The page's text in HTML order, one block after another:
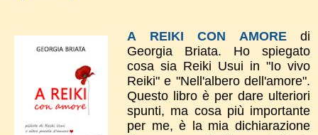
A REIKI CON AMOREdi
Georgia Briata. Ho spiegato
cosa sia Reiki Usui in "Io vivo
Reiki" e "Nell'albero dell'amore".
​Questo libro è per dare ulteriori
spunti, ma cosa più importante
per me, è la mia dichiarazione